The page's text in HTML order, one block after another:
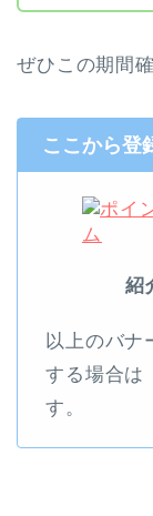
ぜひこの期間
ここから登
紹
以上のバナ
する場合は
す。